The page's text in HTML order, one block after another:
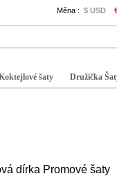
Měna : $ USD
šaty Družička
dírka Promové šaty